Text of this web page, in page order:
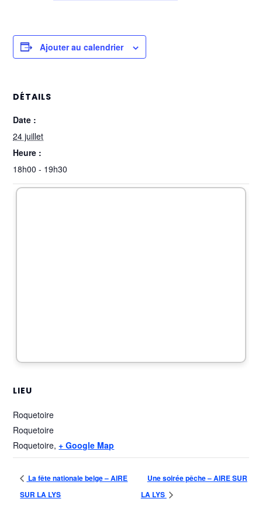
Ajouter au calendrier
DÉTAILS
Date :
24 juillet
Heure :
18h00 - 19h30
LIEU
Roquetoire
Roquetoire
Roquetoire, + Google Map
La fête nationale belge – AIRE
SUR LA LYS
Une soirée pêche – AIRE SUR
LA LYS